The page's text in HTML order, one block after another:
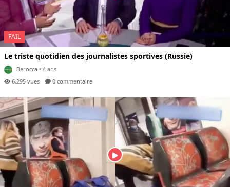
FAIL
Le triste quotidien des journalistes sportives (Russie)
Berocca • 4 ans
6,295 vues
0 commentaire